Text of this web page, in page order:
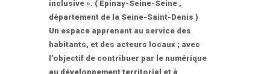
inclusive ». ( Epinay-Seine-Seine ,
département de la Seine-Saint-Denis )
Un espace apprenant au service des
habitants, et des acteurs locaux ; avec
l’objectif de contribuer par le numérique
au développement territorial et à